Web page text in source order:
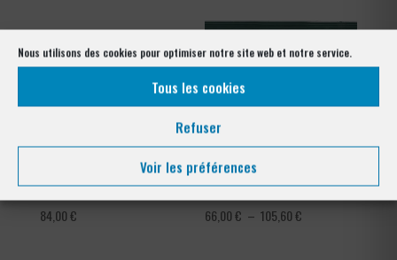
Nous utilisons des cookies pour optimiser notre site web et notre service.
Tous les cookies
Refuser
Voir les préférences
Ronce barbelé galvanisé
84,00€
Occultation à lattes en pvc
66,00€ – 105,60€